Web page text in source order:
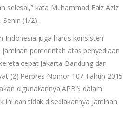
selesai,” kata Muhammad Faiz Aziz
Senin (1/2).
Indonesia juga harus konsisten
pemerintah atas penyediaan
cepat Jakarta-Bandung dan
(2) Perpres Nomor 107 Tahun 2015
digunakannya APBN dalam
ini dan tidak disediakannya jaminan